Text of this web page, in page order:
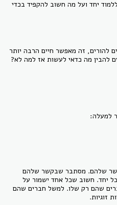
יחד ועל מה חשוב להקפיד בכדי
להורים, זה מאפשר חיים הרבה יותר
להבין מה כדאי לעשות אז למה לא?
למעלה:
בקשר שלהם. מסתבר שבקשר שלהם
יחד. חשוב שכל אחד ישמור על
שהם רק שלו. למשל חברים שהם
זוגיות.